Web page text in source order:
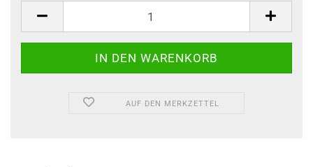
AUF DEN MERKZETTEL